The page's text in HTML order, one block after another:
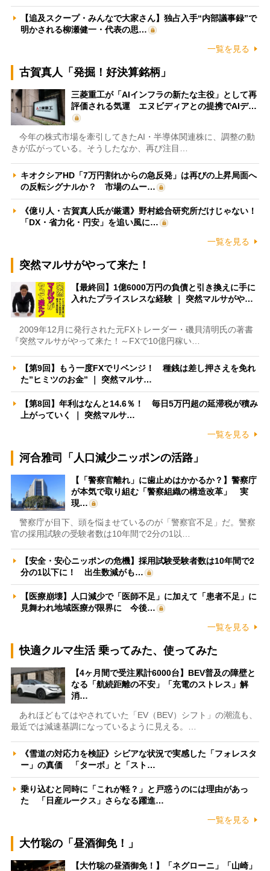
【追及スクープ・みんなで大家さん】独占入手“内部議事録”で
明かされる柳瀬健一・代表の思…
一覧を見る
古賀真人「発掘！好決算銘柄」
三菱重工が「AIインフラの新たな主役」として再
評価される気運 エヌビディアとの提携でAIデ…
今年の株式市場を牽引してきたAI・半導体関連株に、調整の動
きが広がっている。そうしたなか、再び注目…
キオクシアHD「7万円割れからの急反発」は再びの上昇局面へ
の反転シグナルか？ 市場のムー…
《億り人・古賀真人氏が厳選》野村総合研究所だけじゃない！
「DX・省力化・円安」を追い風に…
一覧を見る
突然マルサがやって来た！
【最終回】1億6000万円の負債と引き換えに手に
入れたプライスレスな経験 ｜ 突然マルサがや…
2009年12月に発行された元FXトレーダー・磯貝清明氏の著書
『突然マルサがやって来た！～FXで10億円稼い…
【第9回】もう一度FXでリベンジ！ 種銭は差し押さえを免れ
た”ヒミツのお金” ｜ 突然マルサ…
【第8回】年利はなんと14.6％！ 毎日5万円超の延滞税が積み
上がっていく ｜ 突然マルサ…
一覧を見る
河合雅司「人口減少ニッポンの活路」
【「警察官離れ」に歯止めはかかるか？】警察庁
が本気で取り組む「警察組織の構造改革」 実
現…
警察庁が目下、頭を悩ませているのが「警察官不足」だ。警察
官の採用試験の受験者数は10年間で2分の1以…
【安全・安心ニッポンの危機】採用試験受験者数は10年間で2
分の1以下に！ 出生数減がも…
【医療崩壊】人口減少で「医師不足」に加えて「患者不足」に
見舞われ地域医療が限界に 今後…
一覧を見る
快適クルマ生活 乗ってみた、使ってみた
【4ヶ月間で受注累計6000台】BEV普及の障壁と
なる「航続距離の不安」「充電のストレス」解
消…
あれほどもてはやされていた「EV（BEV）シフト」の潮流も、
最近では減速基調になっているように見える。…
《雪道の対応力を検証》シビアな状況で実感した「フォレスタ
ー」の真価 「ターボ」と「スト…
乗り込むと同時に「これが軽？」と戸惑うのには理由があっ
た 「日産ルークス」さらなる躍進…
一覧を見る
大竹聡の「昼酒御免！」
【大竹聡の昼酒御免！】「ネグローニ」「山崎」